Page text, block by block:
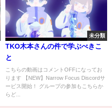
未分類
TKO木本さんの件で学ぶべきこ
と
こちらの動画はコメントOFFになってお
ります 【NEW】Narrow Focus Discordサ
ービス開始！ グループの参加もこちらか
らど...